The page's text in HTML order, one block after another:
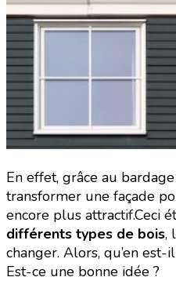
En effet, grâce au
transformer une façade
encore plus attractif.Ceci
différents types de bois,
changer. Alors, qu’en
Est-ce une bonne idée ?